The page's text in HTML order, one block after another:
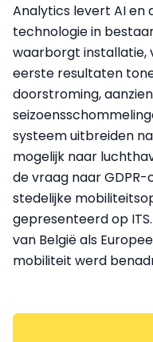
Analytics levert AI en
technologie in
waarborgt installatie,
eerste resultaten
doorstroming,
systeem uitbreiden
mogelijk naar
de vraag naar
stedelijke
gepresenteerd op
van België als
mobiliteit werd